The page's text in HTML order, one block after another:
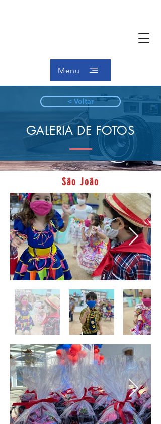
Menu
< Voltar
GALERIA DE FOTOS
São João